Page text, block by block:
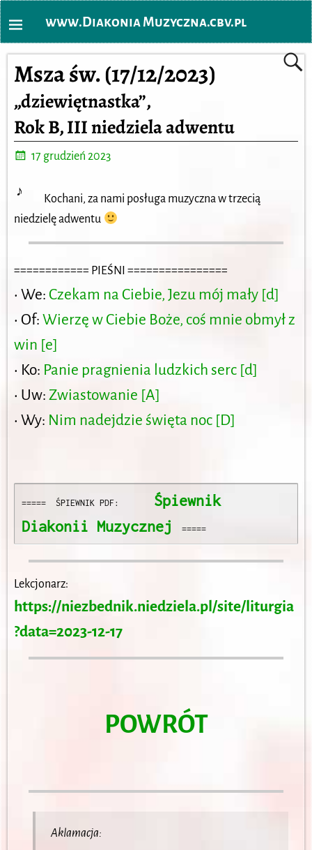
www.Diakonia Muzyczna.cbv.pl
Msza św. (17/12/2023)
„dziewiętnastka”,
Rok B, III niedziela adwentu
17 grudzień 2023
♪
Kochani, za nami posługa muzyczna w trzecią
niedzielę adwentu
============ PIEŚNI ================
• We:Czekam na Ciebie, Jezu mój mały [d]
• Of:Wierzę w Ciebie Boże, coś mnie obmył z
win [e]
• Ko: Panie pragnienia ludzkich serc [d]
• Uw:Zwiastowanie [A]
• Wy: Nim nadejdzie święta noc [D]
=====  ŚPIEWNIK PDF:
Śpiewnik
Diakonii Muzycznej
  =====
Lekcjonarz:
https://niezbednik.niedziela.pl/site/liturgia
?data=2023-12-17
POWRÓT
Aklamacja: